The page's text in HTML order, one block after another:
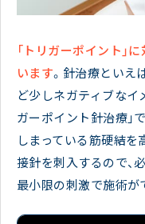
「トリガーポイント」
います。針治療といえ
ど少しネガティブなイ
ガーポイント針治療」
しまっている筋硬結を
接針を刺入するので、
最小限の刺激で施術が